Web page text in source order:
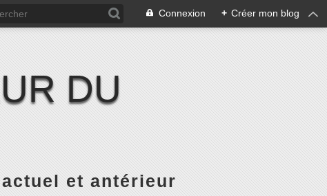
Connexion + Créer mon blog
DU
actuel et antérieur